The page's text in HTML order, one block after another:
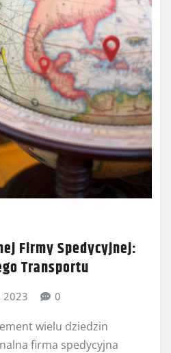
Firmy Spedycyjnej:
Transportu
2023 0
wielu dziedzin
firma spedycyjna